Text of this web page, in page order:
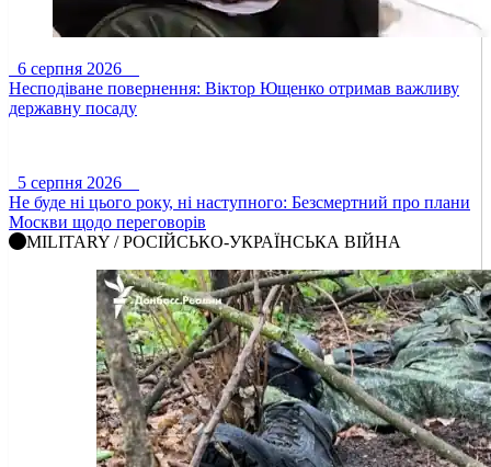
6 серпня 2026
Несподіване повернення: Віктор Ющенко отримав важливу
державну посаду
5 серпня 2026
Не буде ні цього року, ні наступного: Безсмертний про плани
Москви щодо переговорів
MILITARY / РОСІЙСЬКО-УКРАЇНСЬКА ВІЙНА